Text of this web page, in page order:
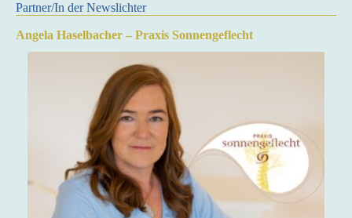
Partner/In der Newslichter
Angela Haselbacher – Praxis Sonnengeflecht